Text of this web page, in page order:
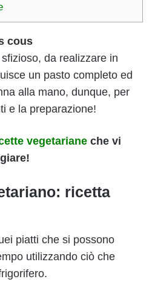
cous
da realizzare in
un pasto completo ed
alla mano, dunque, per
e la preparazione!
vegetariane che vi
ricetta
piatti che si possono
utilizzando ciò che